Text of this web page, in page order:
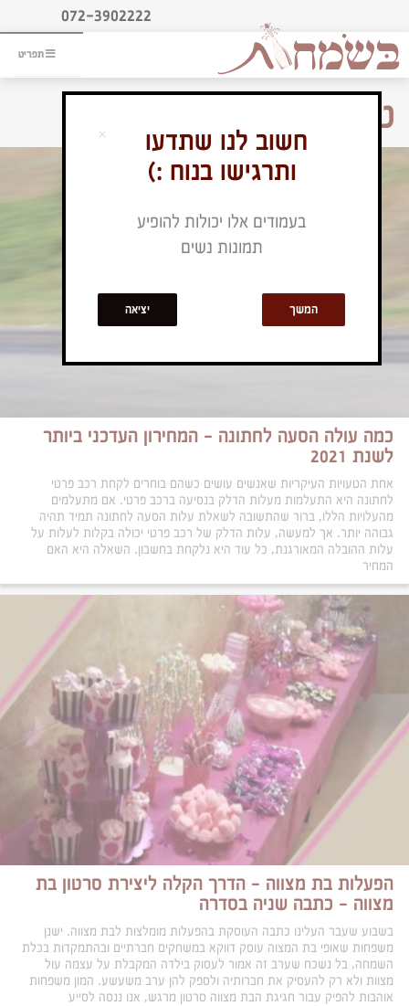
תפריט
ליעוץ חינם
והזמנת כרטיס שמחות
072-3902222
טיפים והמלצות
כמה עולה הסעה לחתונה – המחירון העדכני ביותר
לשנת 2021
אחת הטעויות העיקריות שאנשים עושים כשהם בוחרים לקחת רכב פרטי
לחתונה היא התעלמות מעלות הדלק בנסיעה ברכב פרטי. אם מתעלמים
מהעלויות הללו, ברור שהתשובה לשאלת עלות הסעה לחתונה תמיד תהיה
גבוהה יותר. אך למעשה, עלות הדלק של רכב פרטי יכולה בקלות לעלות על
עלות ההובלה המאורגנת, כל עוד היא נלקחת בחשבון. השאלה היא האם
המחיר
הפעלות בת מצווה – הדרך הקלה ליצירת סרטון בת
מצווה – כתבה שניה בסדרה
בשבוע שעבר העלינו כתבה העוסקת בהפעלות מומלצות לבת מצווה. ישנן
משפחות שאופי בת המצוה עוסק דווקא במשחקים חברתיים ובהתמקדות בכלת
השמחה, בל נשכח שערב זה אמור לעסוק בילדה המקבלת על עצמה עול
מצוות ולא רק להעסיק את חברותיה ולספק להן ערב משעשע. המון משפחות
אוהבות להפיק עבור חגיגת הבת מצווה סרטון מרגש, אנו ננסה לסייע
×
חשוב לנו שתדעו
ותרגישו בנוח :)
בעמודים אלו יכולות להופיע
תמונות נשים
המשך יציאה